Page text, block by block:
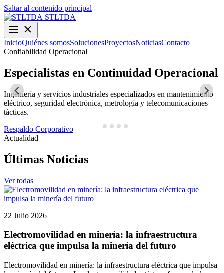
Saltar al contenido principal
STLTDA
InicioQuiénes somosSolucionesProyectosNoticiasContacto
Confiabilidad Operacional
Especialistas en Continuidad Operacional
Ingeniería y servicios industriales especializados en mantenimiento
eléctrico, seguridad electrónica, metrología y telecomunicaciones
tácticas.
Respaldo Corporativo
Actualidad
Últimas Noticias
Ver todas
22 Julio 2026
Electromovilidad en minería: la infraestructura
eléctrica que impulsa la minería del futuro
Electromovilidad en minería: la infraestructura eléctrica que impulsa